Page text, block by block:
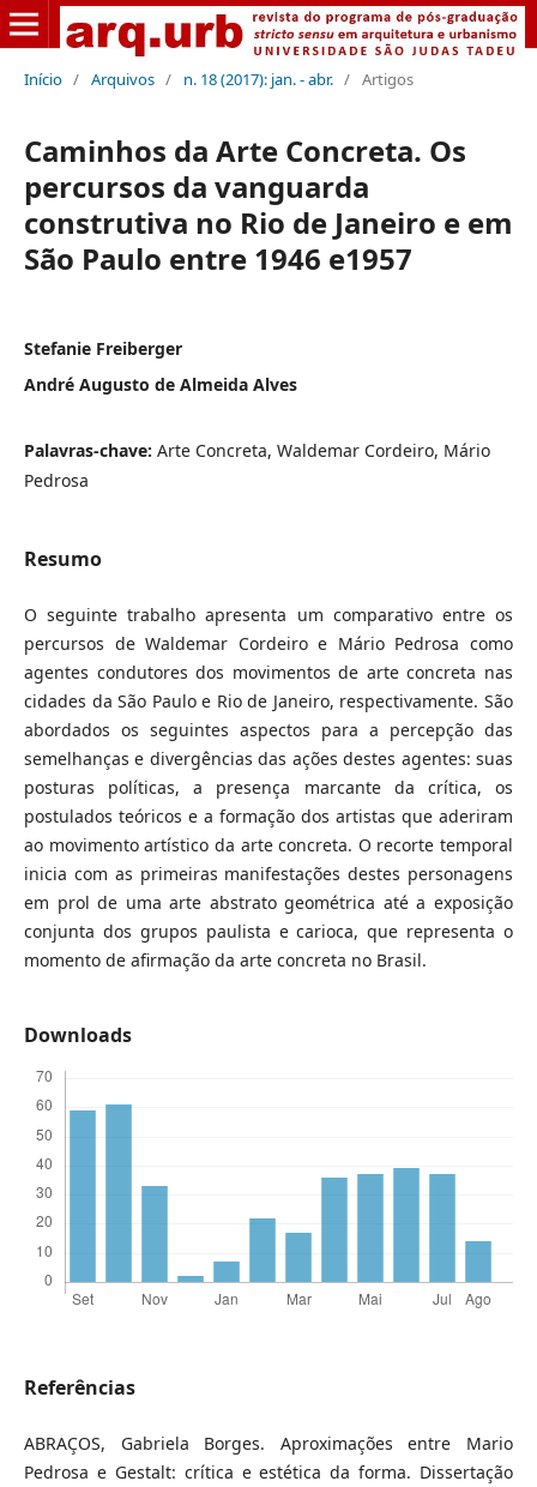
Início / Arquivos / n. 18 (2017): jan. - abr. / Artigos
Caminhos da Arte Concreta. Os
percursos da vanguarda
construtiva no Rio de Janeiro e em
São Paulo entre 1946 e1957
Stefanie Freiberger
André Augusto de Almeida Alves
Palavras-chave: Arte Concreta, Waldemar Cordeiro, Mário
Pedrosa
Resumo
O seguinte trabalho apresenta um comparativo entre os
percursos de Waldemar Cordeiro e Mário Pedrosa como
agentes condutores dos movimentos de arte concreta nas
cidades da São Paulo e Rio de Janeiro, respectivamente. São
abordados os seguintes aspectos para a percepção das
semelhanças e divergências das ações destes agentes: suas
posturas políticas, a presença marcante da crítica, os
postulados teóricos e a formação dos artistas que aderiram
ao movimento artístico da arte concreta. O recorte temporal
inicia com as primeiras manifestações destes personagens
em prol de uma arte abstrato geométrica até a exposição
conjunta dos grupos paulista e carioca, que representa o
momento de afirmação da arte concreta no Brasil.
Downloads
Referências
ABRAÇOS, Gabriela Borges. Aproximações entre Mario
Pedrosa e Gestalt: crítica e estética da forma. Dissertação